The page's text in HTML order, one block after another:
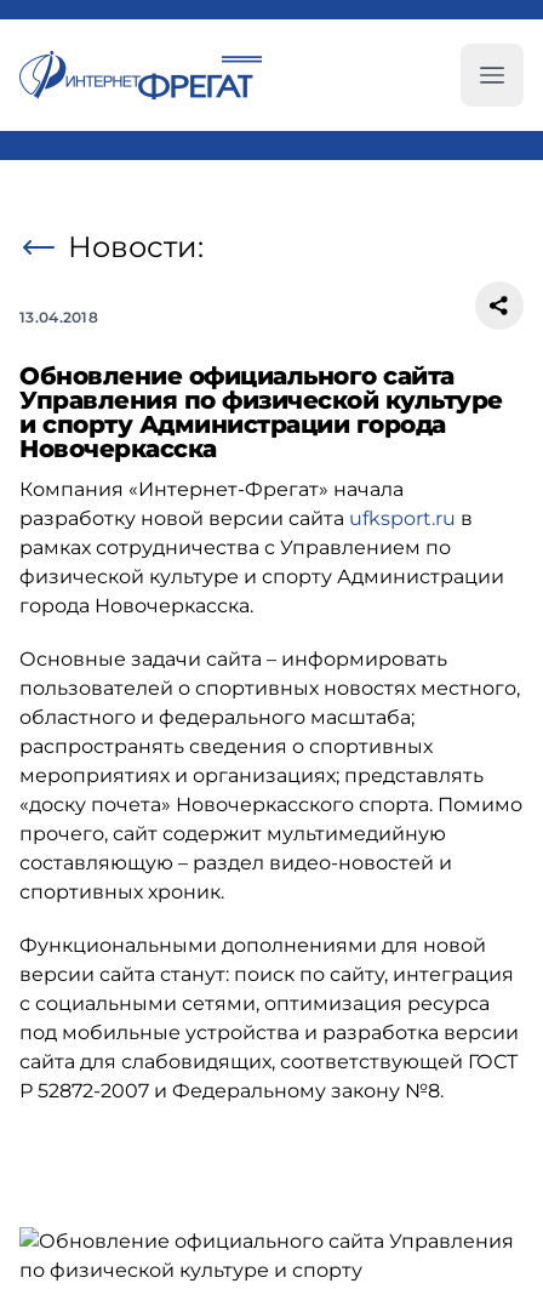
Новости:
13.04.2018
Обновление официального сайта
Управления по физической культуре
и спорту Администрации города
Новочеркасска
Компания «Интернет-Фрегат» начала
разработку новой версии сайта ufksport.ru в
рамках сотрудничества с Управлением по
физической культуре и спорту Администрации
города Новочеркасска.
Основные задачи сайта – информировать
пользователей о спортивных новостях местного,
областного и федерального масштаба;
распространять сведения о спортивных
мероприятиях и организациях; представлять
«доску почета» Новочеркасского спорта. Помимо
прочего, сайт содержит мультимедийную
составляющую – раздел видео-новостей и
спортивных хроник.
Функциональными дополнениями для новой
версии сайта станут: поиск по сайту, интеграция
с социальными сетями, оптимизация ресурса
под мобильные устройства и разработка версии
сайта для слабовидящих, соответствующей ГОСТ
Р 52872-2007 и Федеральному закону №8.